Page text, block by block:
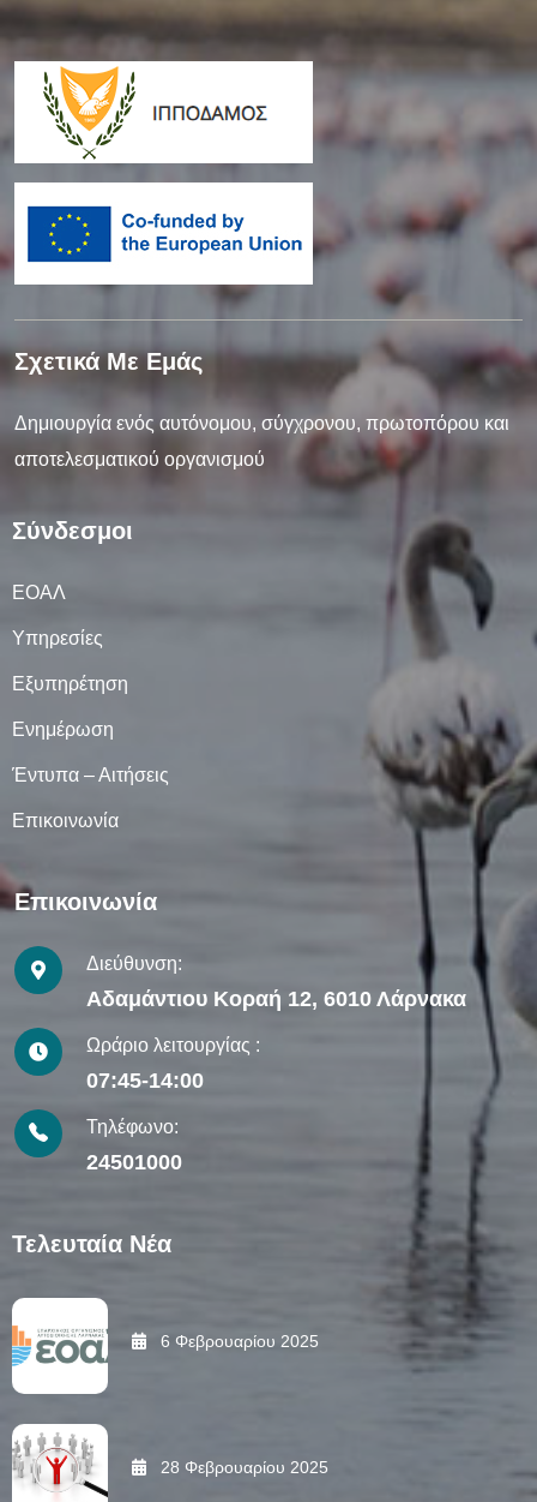
Σχετικά Με Εμάς
Δημιουργία ενός αυτόνομου, σύγχρονου, πρωτοπόρου και
αποτελεσματικού οργανισμού
Σύνδεσμοι
ΕΟΑΛ
Υπηρεσίες
Εξυπηρέτηση
Ενημέρωση
Έντυπα – Αιτήσεις
Επικοινωνία
Επικοινωνία
Διεύθυνση:
Αδαμάντιου Κοραή 12, 6010 Λάρνακα
Ωράριο λειτουργίας :
07:45-14:00
Τηλέφωνο:
24501000
Τελευταία Νέα
6 Φεβρουαρίου 2025
28 Φεβρουαρίου 2025